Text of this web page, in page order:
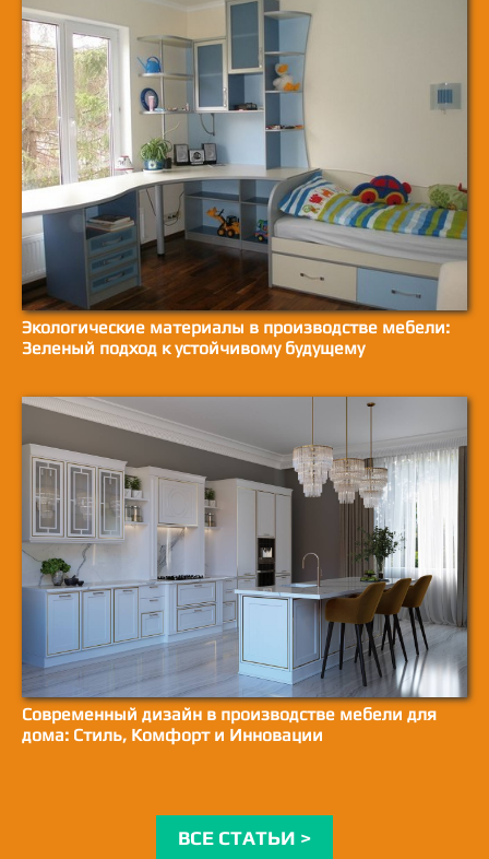
Экологические материалы в производстве мебели:
Зеленый подход к устойчивому будущему
Современный дизайн в производстве мебели для
дома: Стиль, Комфорт и Инновации
ВСЕ СТАТЬИ >